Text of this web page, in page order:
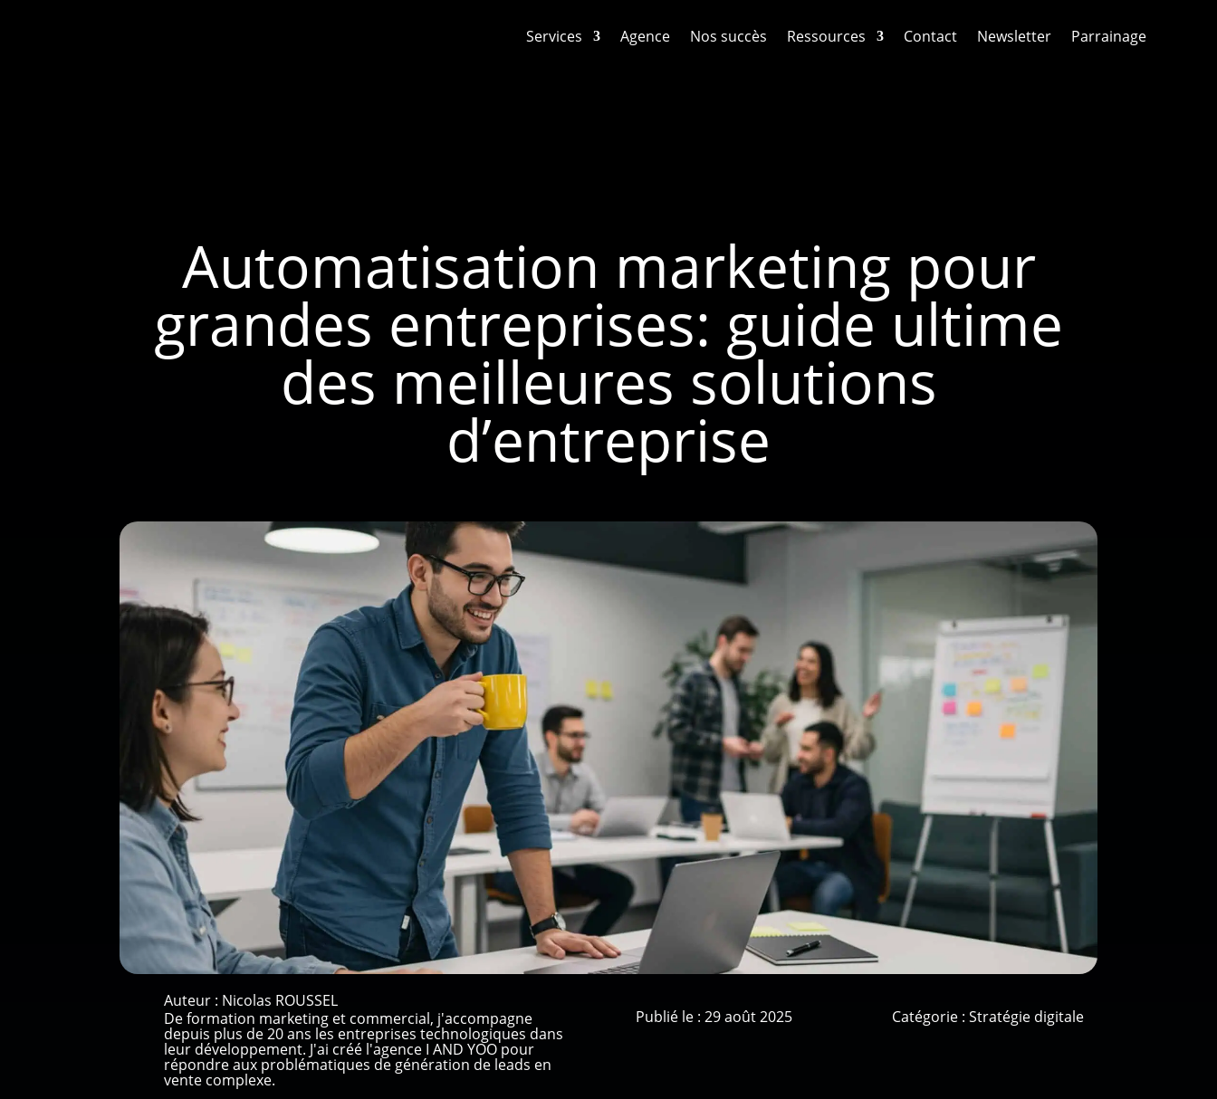
Services Agence Nos succès Ressources Contact Newsletter Parrainage
Automatisation marketing pour
grandes entreprises: guide ultime
des meilleures solutions
d’entreprise
Auteur : Nicolas ROUSSEL
De formation marketing et commercial, j'accompagne
depuis plus de 20 ans les entreprises technologiques dans
leur développement. J'ai créé l'agence I AND YOO pour
répondre aux problématiques de génération de leads en
vente complexe.
Publié le : 29 août 2025 Catégorie :Stratégie digitale